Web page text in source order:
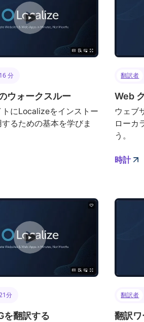
分
ウォークスルー
トにLocalizeをインストー
るための基本を学びま
翻訳者
Web
ウェブ
ローカ
う。
時計
分
を翻訳する
翻訳者
翻訳